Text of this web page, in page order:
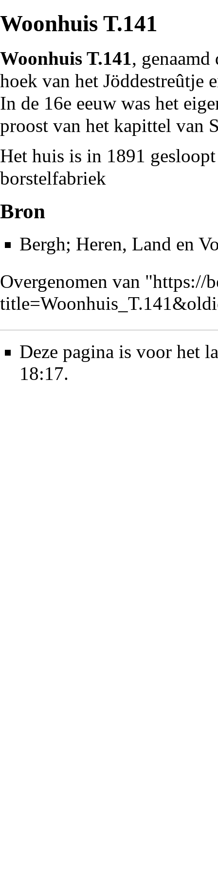
Woonhuis T.141
Woonhuis T.141,
hoek van het Jöddestreûtje
In de 16e eeuw was het
proost van het kapittel van
Het huis is in 1891
borstelfabriek
Bron
Bergh; Heren, Land en
Overgenomen van "https://
Deze pagina is voor het
18:17.